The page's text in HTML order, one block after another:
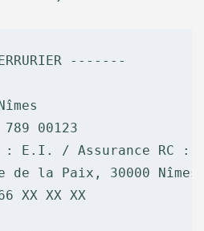
-------
00123
E.I. / Assurance RC :
de la Paix, 30000 Nîmes
XX XX XX